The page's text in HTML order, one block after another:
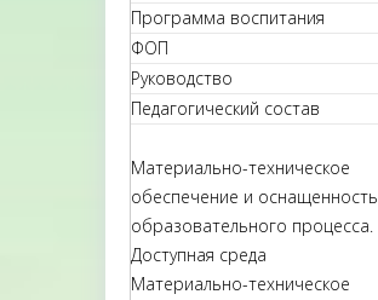
Программа воспитания
ФОП
Руководство
Педагогический состав
Материально-техническое
обеспечение и оснащенность
образовательного процесса.
Доступная среда
Материально-техническое